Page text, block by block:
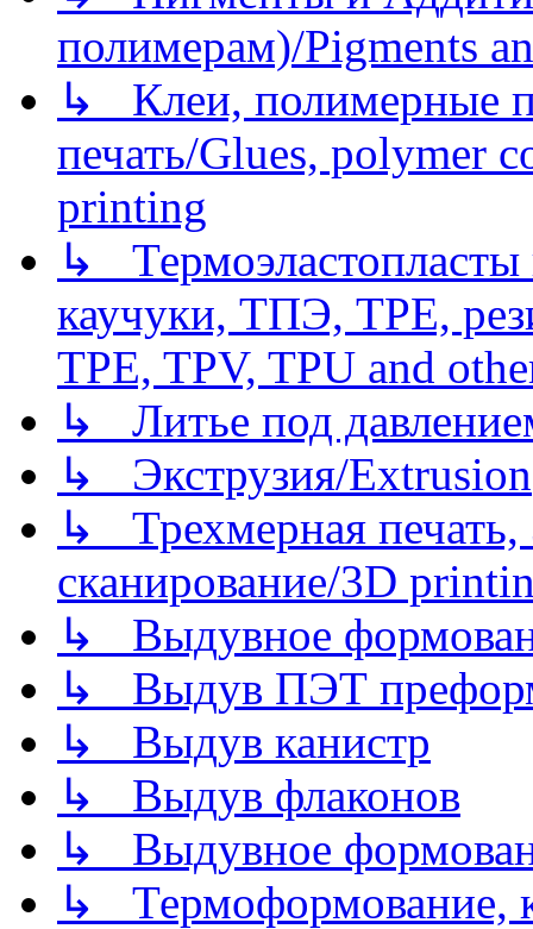
полимерам)/Pigments
↳ Клеи, полимерные
печать/Glues, polymer
printing
↳
каучуки, ТПЭ, TPE,
TPE, TPV, TPU and
↳ Литье под
↳ Экструзия/Extrusion
↳ Трехмерная
сканирование/3D
↳ Выдувное
↳ Выдув ПЭТ
↳ Выдув канистр
↳ Выдув флаконов
↳ Выдувное
↳ Термоформование,